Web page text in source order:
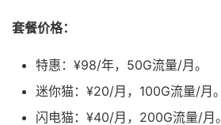
套餐价格：
特惠：¥98/年，50G流量/月。
迷你猫：¥20/月，100G流量/月。
闪电猫：¥40/月，200G流量/月。